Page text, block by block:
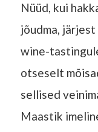
Nüüd, kui
jõudma,
wine-
otseselt
sellised
Maastik